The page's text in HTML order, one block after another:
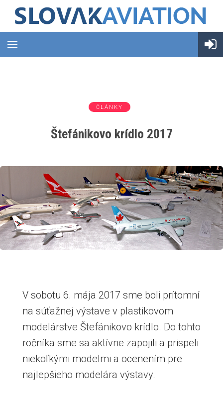
ČLÁNKY
Štefánikovo krídlo 2017
V sobotu 6. mája 2017 sme boli prítomní
na súťažnej výstave v plastikovom
modelárstve Štefánikovo krídlo. Do tohto
ročníka sme sa aktívne zapojili a prispeli
niekoľkými modelmi a ocenením pre
najlepšieho modelára výstavy.